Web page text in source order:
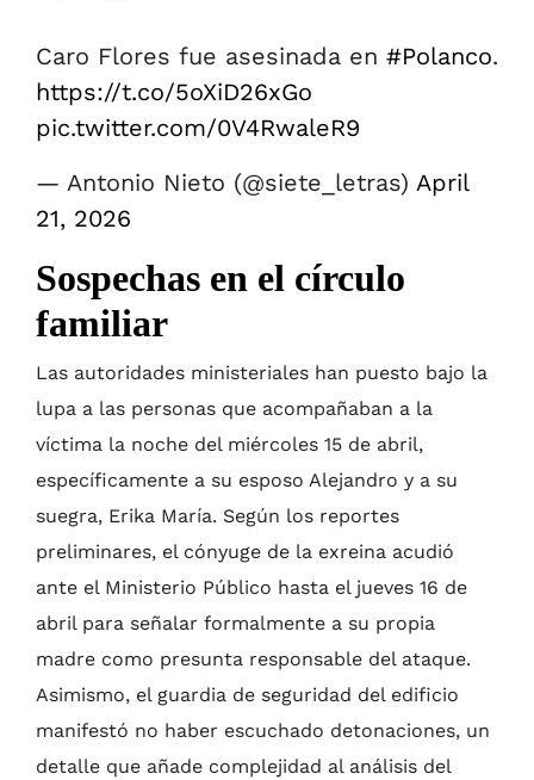
Caro Flores fue asesinada en #Polanco.
https://t.co/5oXiD26xGo
pic.twitter.com/0V4RwaleR9
— Antonio Nieto (@siete_letras) April
21, 2026
Sospechas en el círculo
familiar
Las autoridades ministeriales han puesto bajo la
lupa a las personas que acompañaban a la
víctima la noche del miércoles 15 de abril,
específicamente a su esposo Alejandro y a su
suegra, Erika María. Según los reportes
preliminares, el cónyuge de la exreina acudió
ante el Ministerio Público hasta el jueves 16 de
abril para señalar formalmente a su propia
madre como presunta responsable del ataque.
Asimismo, el guardia de seguridad del edificio
manifestó no haber escuchado detonaciones, un
detalle que añade complejidad al análisis del